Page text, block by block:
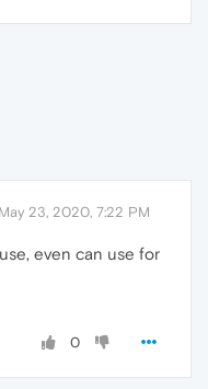
May 23, 2020, 7:22 PM
even can use for
0